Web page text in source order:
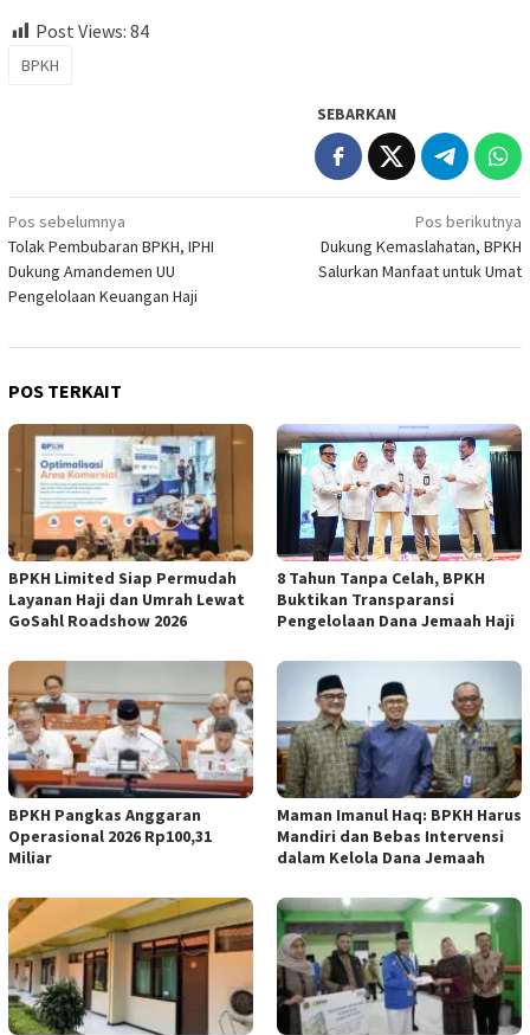
Post Views: 84
BPKH
SEBARKAN
Navigasi
pos
Pos sebelumnya
Tolak Pembubaran BPKH, IPHI
Dukung Amandemen UU
Pengelolaan Keuangan Haji
Pos berikutnya
Dukung Kemaslahatan, BPKH
Salurkan Manfaat untuk Umat
POS TERKAIT
BPKH Limited Siap Permudah
Layanan Haji dan Umrah Lewat
GoSahl Roadshow 2026
​8 Tahun Tanpa Celah, BPKH
Buktikan Transparansi
Pengelolaan Dana Jemaah Haji
BPKH Pangkas Anggaran
Operasional 2026 Rp100,31
Miliar
Maman Imanul Haq: BPKH Harus
Mandiri dan Bebas Intervensi
dalam Kelola Dana Jemaah